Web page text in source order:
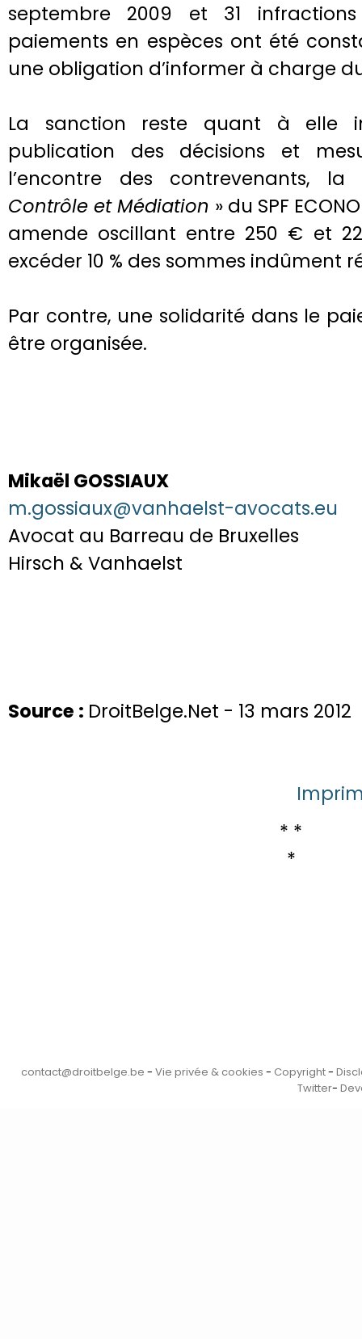
septembre 2009 et 31
paiements en espèces ont été
une obligation d’informer à charge
La sanction reste quant à elle
publication des décisions et
l’encontre des contrevenants, la
Contrôle et Médiation » du SPF
amende oscillant entre 250 € et
excéder 10 % des sommes indûment
Par contre, une solidarité dans le
être organisée.
Mikaël GOSSIAUX
m.gossiaux@vanhaelst-avocats.eu
Avocat au Barreau de Bruxelles
Hirsch & Vanhaelst
Source : DroitBelge.Net - 13 mars 2012
* *
*
contact@droitbelge.be - Vie privée & cookies - Copyright-
Twitter-